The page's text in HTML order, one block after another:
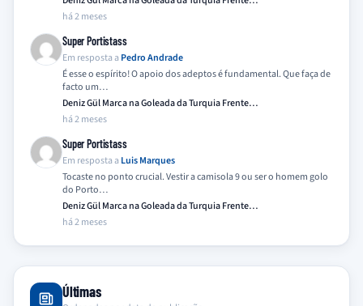
há 2 meses
Super Portistass
Em resposta a Pedro Andrade
É esse o espírito! O apoio dos adeptos é fundamental. Que faça de
facto um…
Deniz Gül Marca na Goleada da Turquia Frente…
há 2 meses
Super Portistass
Em resposta a Luis Marques
Tocaste no ponto crucial. Vestir a camisola 9 ou ser o homem golo
do Porto…
Deniz Gül Marca na Goleada da Turquia Frente…
há 2 meses
Últimas